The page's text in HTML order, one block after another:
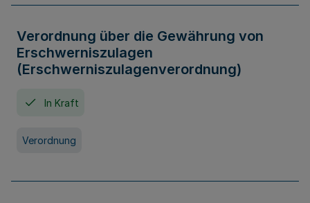
Verordnung über die Gewährung von
Erschwerniszulagen
(Erschwerniszulagenverordnung)
In Kraft
Verordnung